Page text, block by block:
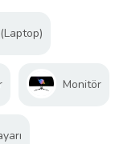
Monitör